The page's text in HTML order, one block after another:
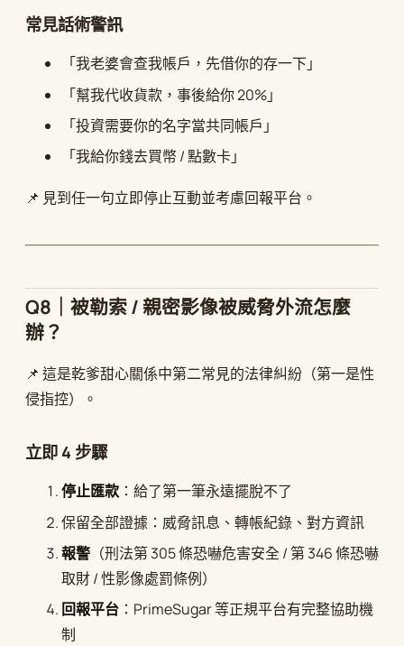
常見話術警訊
「我老婆會查我帳戶，先借你的存一下」
「幫我代收貨款，事後給你 20%」
「投資需要你的名字當共同帳戶」
「我給你錢去買幣 / 點數卡」
📌 見到任一句立即停止互動並考慮回報平台。
Q8｜被勒索 / 親密影像被威脅外流怎麼
辦？
📌 這是乾爹甜心關係中第二常見的法律糾紛（第一是性
侵指控）。
立即 4 步驟
停止匯款 ：給了第一筆永遠擺脫不了
保留全部證據：威脅訊息、轉帳紀錄、對方資訊
報警 （刑法第 305 條恐嚇危害安全 / 第 346 條恐嚇
取財 / 性影像處罰條例）
回報平台 ：PrimeSugar 等正規平台有完整協助機
制